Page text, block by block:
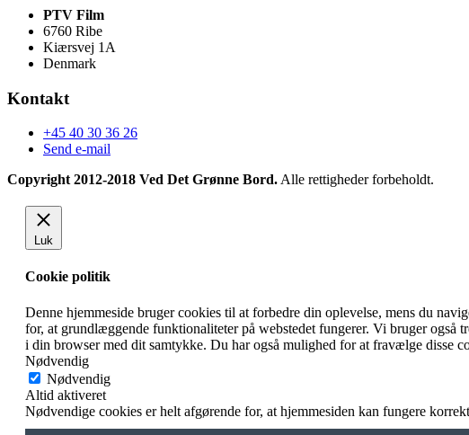
PTV Film
6760 Ribe
Kiærsvej 1A
Denmark
Kontakt
+45 40 30 36 26
Send e-mail
Copyright 2012-2018 Ved Det Grønne Bord. Alle rettigheder forbeholdt.
Luk
Cookie politik
Denne hjemmeside bruger cookies til at forbedre din oplevelse, mens du
for, at grundlæggende funktionaliteter på webstedet fungerer. Vi bruger også
i din browser med dit samtykke. Du har også mulighed for at fravælge disse
Nødvendig
Nødvendig
Altid aktiveret
Nødvendige cookies er helt afgørende for, at hjemmesiden kan fungere